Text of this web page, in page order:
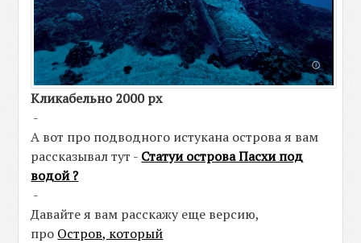
Кликабельно 2000 рх
-
А вот про подводного истукана острова я вам
рассказывал тут - Статуи острова Пасхи под
водой ?
-
Давайте я вам расскажу еще версию,
про Остров, который